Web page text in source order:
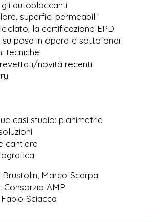
autobloccanti
superfici permeabili
la certificazione EPD
su posa in opera e sottofondi
tecniche
novità recenti
casi studio: planimetrie
cantiere
Marco Scarpa
Consorzio AMP
Sciacca